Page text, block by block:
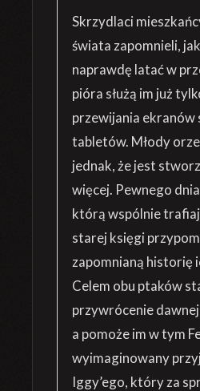
Skrzydlaci
świata zapomnieli,
naprawdę latać w
pióra służą im już
przewijania
tabletów. Młody
jednak, że jest
więcej. Pewnego
którą wspólnie
starej księgi
zapomnianą historię
Celem obu ptaków
przywrócenie
a pomoże im w tym
wyimaginowany
Iggy’ego, który za